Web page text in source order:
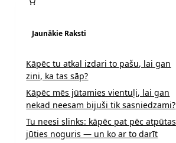
Jaunākie Raksti
Kāpēc tu atkal izdari to pašu, lai gan
zini, ka tas sāp?
Kāpēc mēs jūtamies vientuļi, lai gan
nekad neesam bijuši tik sasniedzami?
Tu neesi slinks: kāpēc pat pēc atpūtas
jūties noguris — un ko ar to darīt